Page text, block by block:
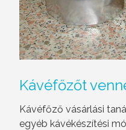
Kávéfőzőt
Kávéfőző vásárlási
egyéb kávékészítési